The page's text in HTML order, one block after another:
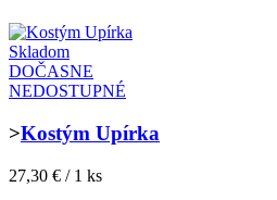
Skladom
DOČASNE
NEDOSTUPNÉ
>Kostým Upírka
27,30 € / 1 ks